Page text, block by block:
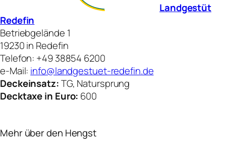
Landgestüt
Redefin
Betriebgelände 1
19230 in Redefin
Telefon: +49 38854 6200
e-Mail: info@landgestuet-redefin.de
Deckeinsatz:TG, Natursprung
Decktaxe in Euro: 600
Mehr über den Hengst